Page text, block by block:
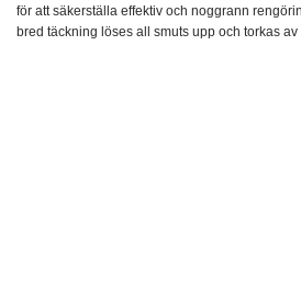
för att säkerställa effektiv och noggrann
bred täckning löses all smuts upp och torkas